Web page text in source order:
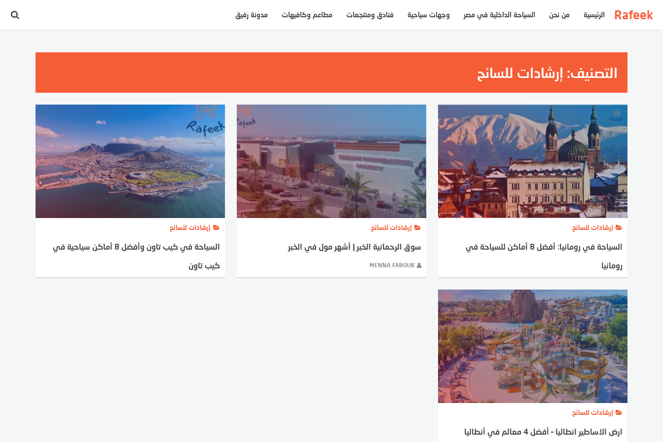
إلىRafeek الرئيسية من نحن السياحة الداخلية في مصر وجهات سياحية فنادق ومنتجعات مطاعم وكافيهات مدونة رفيق
التصنيف: إرشادات للسائح
إرشادات للسائح
السياحة في رومانيا: أفضل 8 أماكن للسياحة في
رومانيا
إرشادات للسائح
سوق الرحمانية الخبر | أشهر مول في الخبر
MENNA FAROUK
إرشادات للسائح
السياحة في كيب تاون وأفضل 8 أماكن سياحية في
كيب تاون
إرشادات للسائح
ارض الاساطير انطاليا – أفضل 4 معالم في أنطاليا